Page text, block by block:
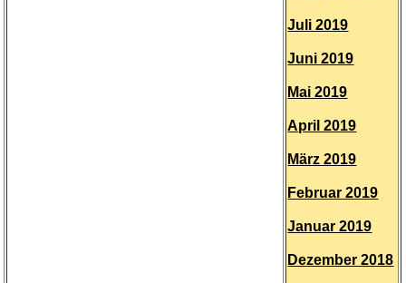
Juli 2019
Juni 2019
Mai 2019
April 2019
März 2019
Februar 2019
Januar 2019
Dezember 2018